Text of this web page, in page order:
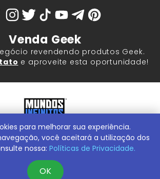
Venda Geek
revendendo produtos Geek.
e aproveite esta oportunidade!
- Publicações e Geek Store |ContentStuff
Ltda. CNPJ - 05.859.917/0001-60.
Física:Rua Machado Bitencourt, 291 -
para melhorar sua experiência.
você aceitará a utilização dos
nossa: Políticas de Privacidade.
OK